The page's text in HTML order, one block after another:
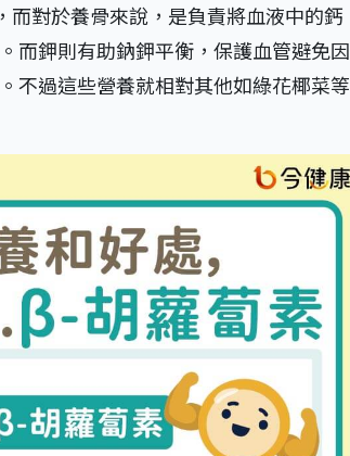
對於養骨來說，是負責將血液中的鈣
而鉀則有助鈉鉀平衡，保護血管避免因
不過這些營養就相對其他如綠花椰菜等